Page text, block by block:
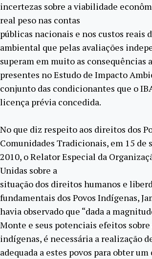
incertezas sobre a viabilidade
real peso nas contas
públicas nacionais e nos custos reais
ambiental que pelas avaliações
superam em muito as consequências
presentes no Estudo de Impacto
conjunto das condicionantes que o
licença prévia concedida.
No que diz respeito aos direitos dos
Comunidades Tradicionais, em 15 de
2010, o Relator Especial da
Unidas sobre a
situação dos direitos humanos e
fundamentais dos Povos Indígenas,
havia observado que “dada a
Monte e seus potenciais efeitos sobre
indígenas, é necessária a realização
adequada a estes povos para obter